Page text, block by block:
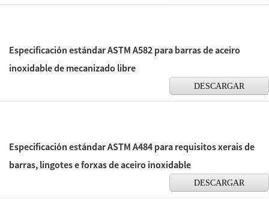
Especificación estándar ASTM A582 para barras de aceiro
inoxidable de mecanizado libre
DESCARGAR
Especificación estándar ASTM A484 para requisitos xerais de
barras, lingotes e forxas de aceiro inoxidable
DESCARGAR